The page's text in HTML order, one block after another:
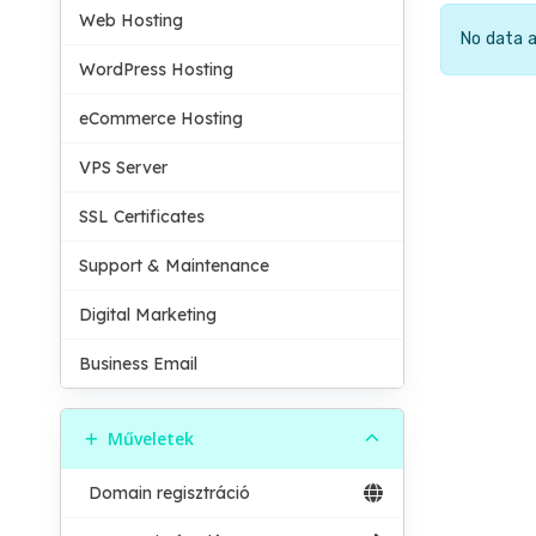
Web Hosting
WordPress Hosting
eCommerce Hosting
VPS Server
SSL Certificates
Support & Maintenance
Digital Marketing
Business Email
Műveletek
Domain regisztráció
No data